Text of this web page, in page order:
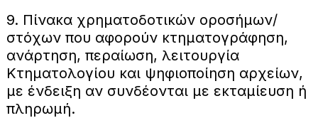
9. Πίνακα χρηματοδοτικών οροσήμων/
στόχων που αφορούν κτηματογράφηση,
ανάρτηση, περαίωση, λειτουργία
Κτηματολογίου και ψηφιοποίηση αρχείων,
με ένδειξη αν συνδέονται με εκταμίευση ή
πληρωμή.